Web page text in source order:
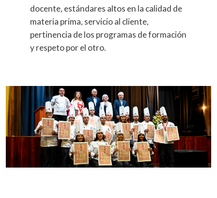
docente, estándares altos en la calidad de
materia prima, servicio al cliente,
pertinencia de los programas de formación
y respeto por el otro.